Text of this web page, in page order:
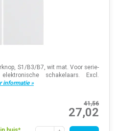
S1/B3/B7, wit mat. Voor serie-
schakelaars. Excl.
informatie »
41,56
27,02